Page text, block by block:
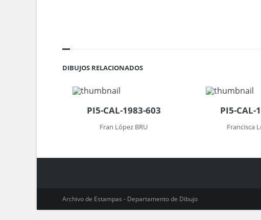
DIBUJOS RELACIONADOS
PI5-CAL-1983-603
Fran López BRU
PI5-CAL-
Francisca
Archivo de Estampas - Departamento de Dibujo